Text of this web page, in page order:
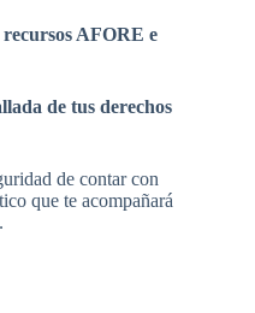
AFORE e
de tus derechos
de contar con
que te acompañará